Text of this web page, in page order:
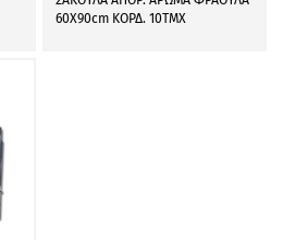
60Χ90cm ΚΟΡΔ. 10ΤΜΧ